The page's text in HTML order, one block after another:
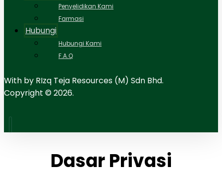
Penyelidikan Kami
Farmasi
Hubungi
Hubungi Kami
F.A.Q
With by RIzq Teja Resources (M) Sdn Bhd.
Copyright © 2026.
Dasar Privasi